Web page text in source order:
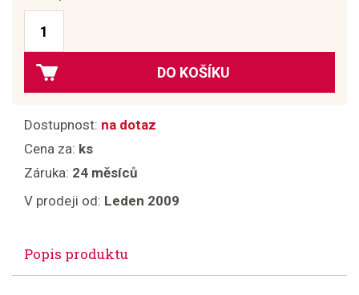
DO KOŠÍKU
Dostupnost: na dotaz
Cena za: ks
Záruka: 24 měsíců
V prodeji od: Leden 2009
Popis produktu